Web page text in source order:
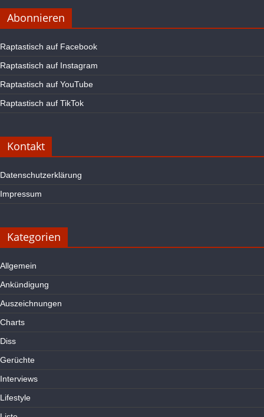
Abonnieren
Raptastisch auf Facebook
Raptastisch auf Instagram
Raptastisch auf YouTube
Raptastisch auf TikTok
Kontakt
Datenschutzerklärung
Impressum
Kategorien
Allgemein
Ankündigung
Auszeichnungen
Charts
Diss
Gerüchte
Interviews
Lifestyle